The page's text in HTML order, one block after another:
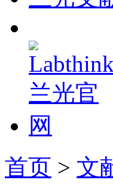
首页 > 文